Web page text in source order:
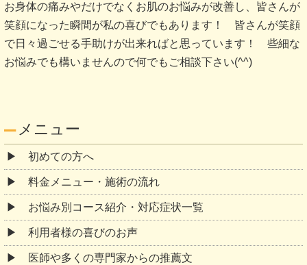
お身体の痛みやだけでなくお肌のお悩みが改善し、皆さんが
笑顔になった瞬間が私の喜びでもあります！ 皆さんが笑顔
で日々過ごせる手助けが出来ればと思っています！ 些細な
お悩みでも構いませんので何でもご相談下さい(^^)
メニュー
初めての方へ
料金メニュー・施術の流れ
お悩み別コース紹介・対応症状一覧
利用者様の喜びのお声
医師や多くの専門家からの推薦文